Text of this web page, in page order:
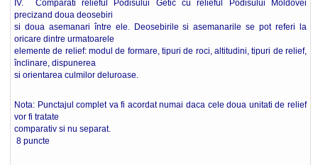
IV. Comparati relieful Podisului Getic cu relieful Podisului Moldovei
precizand doua deosebiri
si doua asemanari între ele. Deosebirile si asemanarile se pot referi la
oricare dintre urmatoarele
elemente de relief: modul de formare, tipuri de roci, altitudini, tipuri de relief,
înclinare, dispunerea
si orientarea culmilor deluroase.
Nota: Punctajul complet va fi acordat numai daca cele doua unitati de relief
vor fi tratate
comparativ si nu separat.
8 puncte